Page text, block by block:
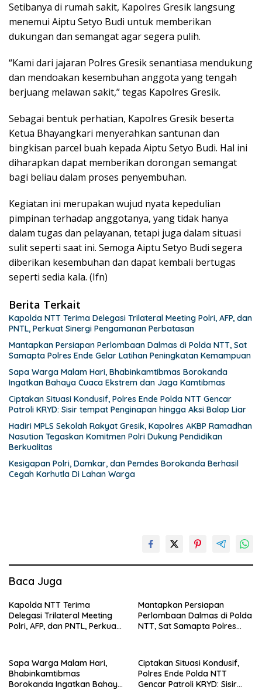
Setibanya di rumah sakit, Kapolres Gresik langsung
menemui Aiptu Setyo Budi untuk memberikan
dukungan dan semangat agar segera pulih.
“Kami dari jajaran Polres Gresik senantiasa mendukung
dan mendoakan kesembuhan anggota yang tengah
berjuang melawan sakit,” tegas Kapolres Gresik.
Sebagai bentuk perhatian, Kapolres Gresik beserta
Ketua Bhayangkari menyerahkan santunan dan
bingkisan parcel buah kepada Aiptu Setyo Budi. Hal ini
diharapkan dapat memberikan dorongan semangat
bagi beliau dalam proses penyembuhan.
Kegiatan ini merupakan wujud nyata kepedulian
pimpinan terhadap anggotanya, yang tidak hanya
dalam tugas dan pelayanan, tetapi juga dalam situasi
sulit seperti saat ini. Semoga Aiptu Setyo Budi segera
diberikan kesembuhan dan dapat kembali bertugas
seperti sedia kala. (Ifn)
Berita Terkait
Kapolda NTT Terima Delegasi Trilateral Meeting Polri, AFP, dan
PNTL, Perkuat Sinergi Pengamanan Perbatasan
Mantapkan Persiapan Perlombaan Dalmas di Polda NTT, Sat
Samapta Polres Ende Gelar Latihan Peningkatan Kemampuan
Sapa Warga Malam Hari, Bhabinkamtibmas Borokanda
Ingatkan Bahaya Cuaca Ekstrem dan Jaga Kamtibmas
Ciptakan Situasi Kondusif, Polres Ende Polda NTT Gencar
Patroli KRYD: Sisir tempat Penginapan hingga Aksi Balap Liar
Hadiri MPLS Sekolah Rakyat Gresik, Kapolres AKBP Ramadhan
Nasution Tegaskan Komitmen Polri Dukung Pendidikan
Berkualitas
Kesigapan Polri, Damkar, dan Pemdes Borokanda Berhasil
Cegah Karhutla Di Lahan Warga
Baca Juga
Kapolda NTT Terima
Delegasi Trilateral Meeting
Polri, AFP, dan PNTL, Perkuat
Mantapkan Persiapan
Perlombaan Dalmas di Polda
NTT, Sat Samapta Polres
Sapa Warga Malam Hari,
Bhabinkamtibmas
Borokanda Ingatkan Bahaya
Ciptakan Situasi Kondusif,
Polres Ende Polda NTT
Gencar Patroli KRYD: Sisir